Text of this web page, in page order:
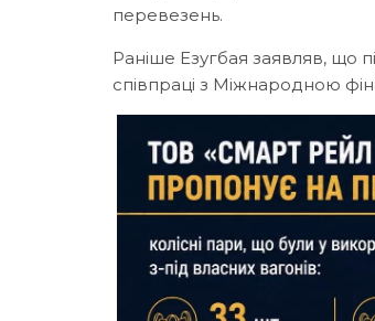
перевезень.
Раніше Езугбая заявляв, що
співпраці з Міжнародною